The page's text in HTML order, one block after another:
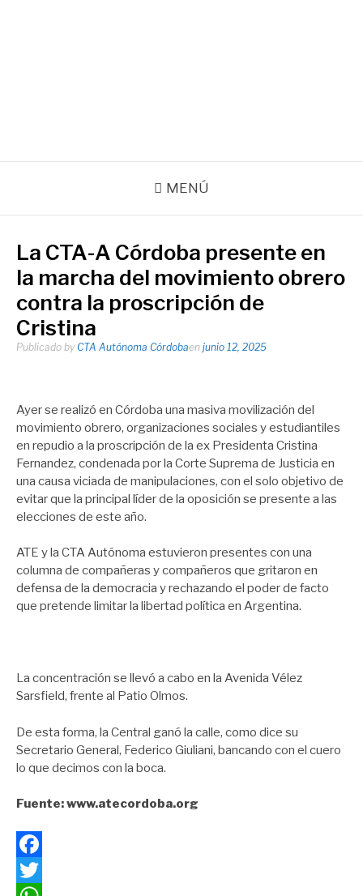
MENÚ
La CTA-A Córdoba presente en
la marcha del movimiento obrero
contra la proscripción de
Cristina
Publicado by CTA Autónoma Córdobaen junio 12, 2025
Ayer se realizó en Córdoba una masiva movilización del
movimiento obrero, organizaciones sociales y estudiantiles
en repudio a la proscripción de la ex Presidenta Cristina
Fernandez, condenada por la Corte Suprema de Justicia en
una causa viciada de manipulaciones, con el solo objetivo de
evitar que la principal líder de la oposición se presente a las
elecciones de este año.
ATE y la CTA Autónoma estuvieron presentes con una
columna de compañeras y compañeros que gritaron en
defensa de la democracia y rechazando el poder de facto
que pretende limitar la libertad política en Argentina.
La concentración se llevó a cabo en la Avenida Vélez
Sarsfield, frente al Patio Olmos.
De esta forma, la Central ganó la calle, como dice su
Secretario General, Federico Giuliani, bancando con el cuero
lo que decimos con la boca.
Fuente: www.atecordoba.org
Facebook